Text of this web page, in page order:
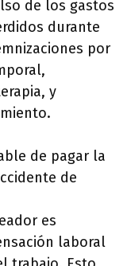
de los gastos
durante
por
y
de pagar la
de
es
laboral